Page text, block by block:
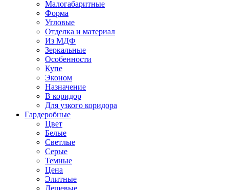
Малогабаритные
Форма
Угловые
Отделка и материал
Из МДФ
Зеркальные
Особенности
Купе
Эконом
Назначение
В коридор
Для узкого коридора
Гардеробные
Цвет
Белые
Светлые
Серые
Темные
Цена
Элитные
Дешевые